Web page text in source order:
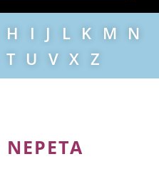
H I J L K M N
T U V X Z